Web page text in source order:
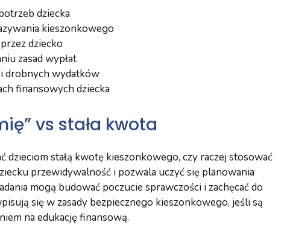
dziecka
kieszonkowego
dziecko
zasad wypłat
drobnych wydatków
finansowych dziecka
vs stała kwota
dzieciom stałą kwotę kieszonkowego, czy raczej stosować
przewidywalność i pozwala uczyć się planowania
mogą budować poczucie sprawczości i zachęcać do
się w zasady bezpiecznego kieszonkowego, jeśli są
na edukację finansową.